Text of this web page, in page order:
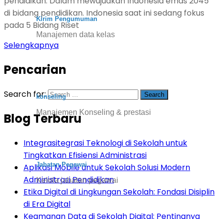
Kirim Pengumuman
Manajemen data kelas
konseling
Manajemen Konseling & prestasi
Jabatan Pegawai
Kelola jabatan pegawai
di bidang pendidikan. Indonesia saat ini sedang fokus
pada 5 Bidang Riset
Selengkapnya
Pencarian
Search for:
Blog Terbaru
Integrasitegrasi Teknologi di Sekolah untuk
Tingkatkan Efisiensi Administrasi
Aplikasi Mobile untuk Sekolah Solusi Modern
Administrasi Pendidikan
Etika Digital di Lingkungan Sekolah: Fondasi Disiplin
di Era Digital
Keamanan Data di Sekolah Digital: Pentingnya